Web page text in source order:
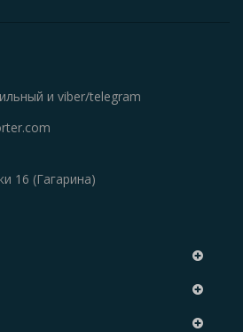
и viber/telegram
16 (Гагарина)